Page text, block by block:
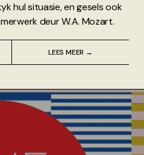
hul situasie, en gesels ook
deur W.A. Mozart.
LEES MEER →